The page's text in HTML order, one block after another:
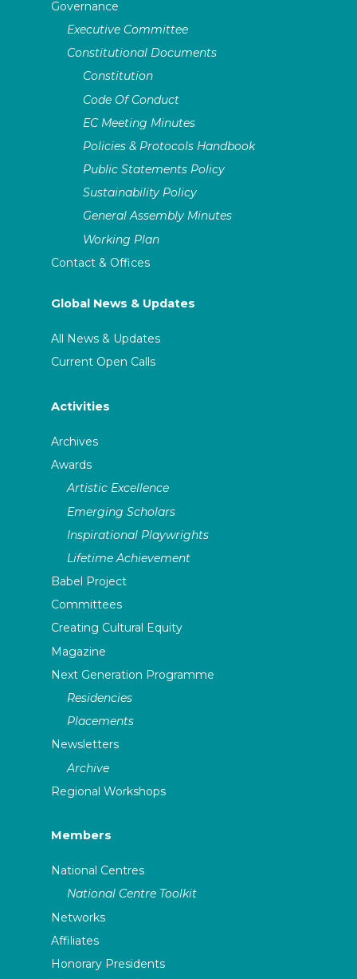
Governance
Executive Committee
Constitutional Documents
Constitution
Code Of Conduct
EC Meeting Minutes
Policies & Protocols Handbook
Public Statements Policy
Sustainability Policy
General Assembly Minutes
Working Plan
Contact & Offices
Global News & Updates
All News & Updates
Current Open Calls
Activities
Archives
Awards
Artistic Excellence
Emerging Scholars
Inspirational Playwrights
Lifetime Achievement
Babel Project
Committees
Creating Cultural Equity
Magazine
Next Generation Programme
Residencies
Placements
Newsletters
Archive
Regional Workshops
Members
National Centres
National Centre Toolkit
Networks
Affiliates
Honorary Presidents